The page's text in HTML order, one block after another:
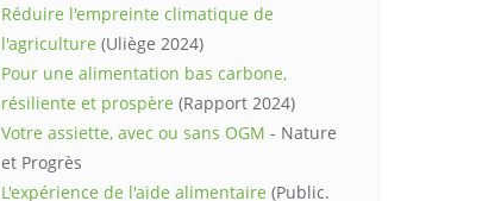
Réduire l'empreinte climatique de
l'agriculture (Uliège 2024)
Pour une alimentation bas carbone,
résiliente et prospère (Rapport 2024)
Votre assiette, avec ou sans OGM - Nature
et Progrès
L'expérience de l'aide alimentaire (Public.